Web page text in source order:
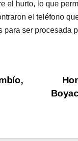
el hurto, lo que
el teléfono
para ser procesada